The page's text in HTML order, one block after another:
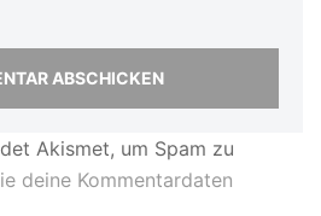
Akismet, um Spam zu
deine Kommentardaten